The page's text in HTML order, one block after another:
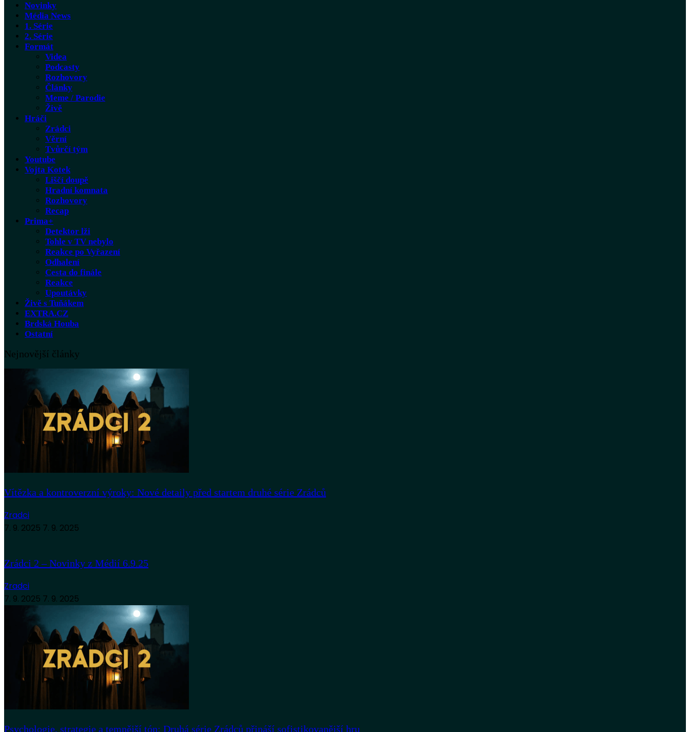
Novinky
Média News
1. Série
2. Série
Formát
Videa
Podcasty
Rozhovory
Články
Meme / Parodie
Živě
Hráči
Zrádci
Věrní
Tvůrčí tým
Youtube
Vojta Kotek
Liščí doupě
Hradní komnata
Rozhovory
Recap
Prima+
Detektor lži
Tohle v TV nebylo
Reakce po Vyřazení
Odhalení
Cesta do finále
Reakce
Upoutávky
Živě s Tuňákem
EXTRA.CZ
Brdská Houba
Ostatní
Nejnovější články
Vítězka a kontroverzní výroky: Nové detaily před startem druhé série Zrádců
Zradci
7. 9. 2025 7. 9. 2025
Zrádci 2 – Novinky z Médií 6.9.25
Zradci
7. 9. 2025